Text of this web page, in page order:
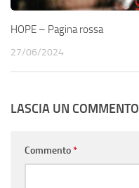
HOPE – Pagina rossa
27/06/2024
LASCIA UN COMMENTO
Commento*